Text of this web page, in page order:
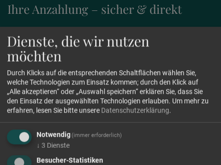
Ihre Anzahlung – sicher & direkt
Um Ihre Buchung einfach und sicher zu fixieren, bieten wir Ihnen
unser Online-Zahlungssystem an. Nutzen Sie modernste
Sicherheitsstandards für eine bequeme Abwicklung von zu Hause
aus. Selbstverständlich werden alle Daten SSL-verschlüsselt direkt
an unser Bankinstitut übermittelt. Diskret, geschützt und schnell.
Dienste, die wir nutzen
möchten
Durch Klicks auf die entsprechenden Schaltflächen wählen Sie,
welche Technologien zum Einsatz kommen; durch den Klick auf
„Alle akzeptieren“ oder „Auswahl speichern“ erklären Sie, dass Sie
den Einsatz der ausgewählten Technologien erlauben. Um mehr zu
erfahren, lesen Sie bitte unsere Datenschutzerklärung.
Notwendig (immer erforderlich)
↓ 3 Dienste
Besucher-Statistiken